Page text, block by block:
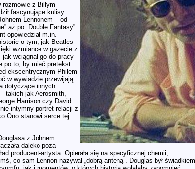
rozmowie z Billym
fascynujące kulisy
Lennonem – od
aż po „Double Fantasy”.
opowiedział m.in.
o tym, jak Beatles
wzmiance w gazecie z
jak wciągnął go do pracy
po to, by mieć pretekst
ekscentrycznym Philem
w wywiadzie przewijają
dotyczące innych
takich jak Aerosmith,
Harrison czy David
intymny portret relacji z
Ono stanowi serce tej
z Johnem
daleko poza
producent-artysta. Opierała się na specyficznej chemii,
co sam Lennon nazywał „dobrą anteną”. Douglas był świadkiem